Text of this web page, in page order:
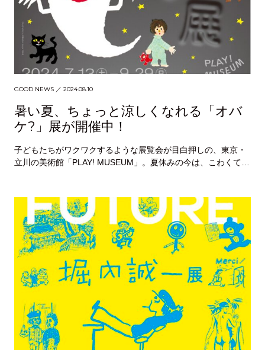
GOOD NEWS ／ 2024.08.10
暑い夏、ちょっと涼しくなれる「オバ
ケ?」展が開催中！
子どもたちがワクワクするような展覧会が目白押しの、東京・
立川の美術館「PLAY! MUSEUM」。夏休みの今は、こわくてか